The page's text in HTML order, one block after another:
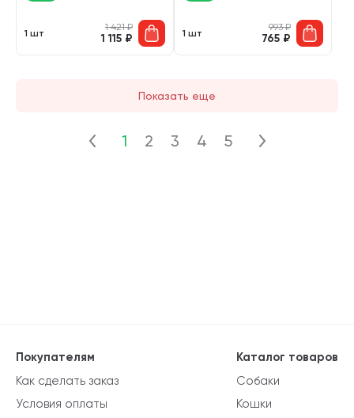
1 шт
1 421₽
1 115 ₽ 1 шт
993₽
765 ₽
Показать еще
1 2 3 4 5
Каталог товаров
Собаки
Кошки
Покупателям
Как сделать заказ
Условия оплаты